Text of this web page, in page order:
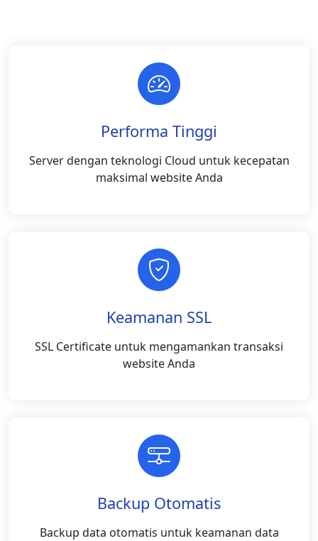
Performa Tinggi
Server dengan teknologi Cloud untuk kecepatan
maksimal website Anda
Keamanan SSL
SSL Certificate untuk mengamankan transaksi
website Anda
Backup Otomatis
Backup data otomatis untuk keamanan data